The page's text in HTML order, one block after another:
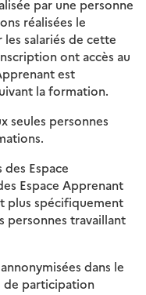
par une personne
réalisées le
salariés de cette
ont accès au
est
la formation.
seules personnes
Espace
Espace Apprenant
plus spécifiquement
personnes travaillant
dans le
de participation